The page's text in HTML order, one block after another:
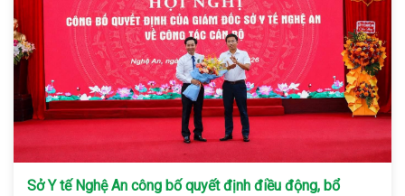
Sở Y tế Nghệ An công bố quyết định điều động, bổ